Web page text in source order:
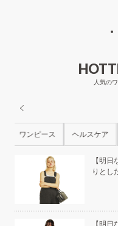
人気の
ワンピース ヘルスケア
【明
りとし
【明